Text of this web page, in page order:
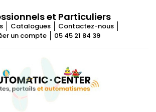
et Particuliers
Catalogues
Contactez-nous
un compte
05 45 21 84 39